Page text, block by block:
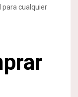
para cualquier